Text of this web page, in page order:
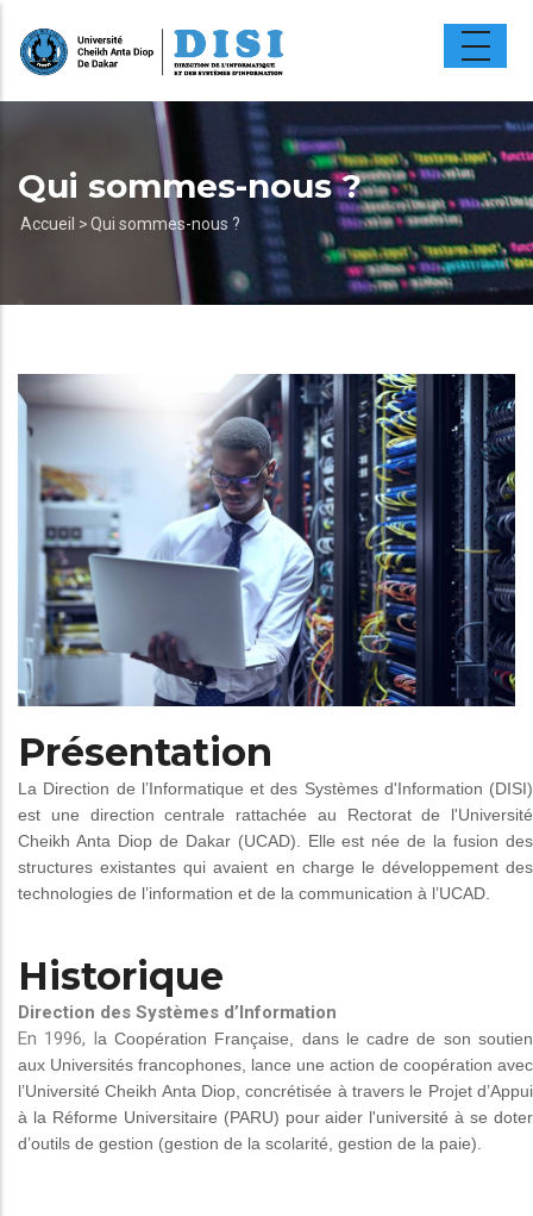
contenu
principal
Qui sommes-nous ?
Fil
Accueil >Qui sommes-nous ?
Présentation
La Direction de l’Informatique et des Systèmes d'Information (DISI)
est une direction centrale rattachée au Rectorat de l'Université
Cheikh Anta Diop de Dakar (UCAD). Elle est née de la fusion des
structures existantes qui avaient en charge le développement des
technologies de l’information et de la communication à l’UCAD.
Historique
Direction des Systèmes d’Information
En 1996, la Coopération Française, dans le cadre de son soutien
aux Universités francophones, lance une action de coopération avec
l’Université Cheikh Anta Diop, concrétisée à travers le Projet d’Appui
à la Réforme Universitaire (PARU) pour aider l'université à se doter
d’outils de gestion (gestion de la scolarité, gestion de la paie).